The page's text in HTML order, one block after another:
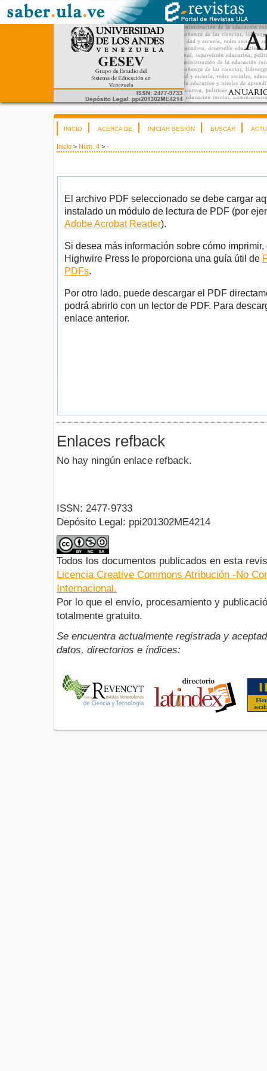
INICIO ACERCA DE INICIAR SESIÓN BUSCAR
Inicio > Núm. 4 > -
El archivo PDF seleccionado se debe cargar
instalado un módulo de lectura de PDF (por
Adobe Acrobat Reader).
Si desea más información sobre cómo
Highwire Press le proporciona una guía útil de
PDFs.
Por otro lado, puede descargar el PDF
podrá abrirlo con un lector de PDF. Para
enlace anterior.
Enlaces refback
No hay ningún enlace refback.
ISSN: 2477-9733
Depósito Legal: ppi201302ME4214
Todos los documentos publicados en esta
Licencia Creative Commons Atribución -No
Internacional.
Por lo que el envío, procesamiento y
totalmente gratuito.
Se encuentra actualmente registrada y
datos, directorios e índices: